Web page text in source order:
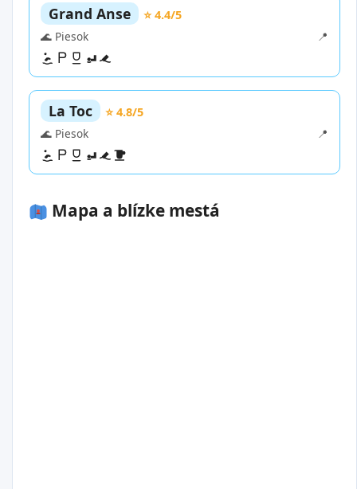
Grand Anse
⭐ 4.4/5
🌊 Piesok
📍
La Toc
⭐ 4.8/5
🌊 Piesok
📍
Mapa a blízke mestá